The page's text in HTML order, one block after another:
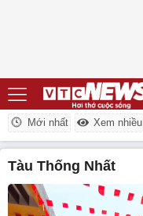
Mới nhất Xem nhiều
tàu Thống Nhất